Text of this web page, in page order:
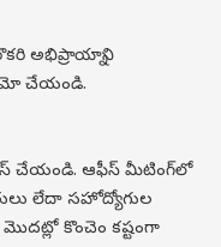
అభిప్రాయాన్ని
చేయండి.
చేయండి. ఆఫీస్ మీటింగ్‌లో
లేదా సహోద్యోగుల
మొదట్లో కొంచెం కష్టంగా